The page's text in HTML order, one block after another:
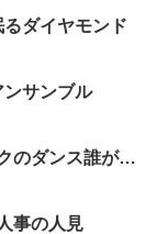
るダイヤモンド
ンサンブル
クジャクのダンス誰が見た？
人事の人見